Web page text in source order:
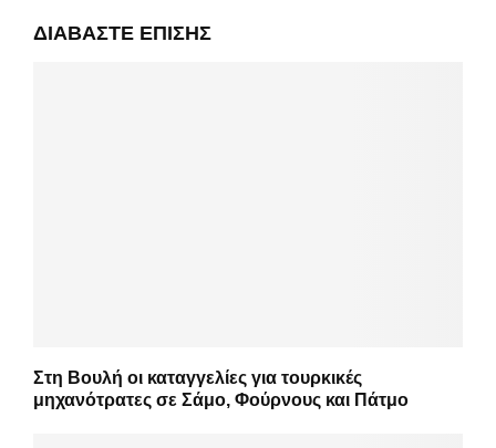
ΔΙΑΒΆΣΤΕ ΕΠΊΣΗΣ
Στη Βουλή οι καταγγελίες για τουρκικές
μηχανότρατες σε Σάμο, Φούρνους και Πάτμο